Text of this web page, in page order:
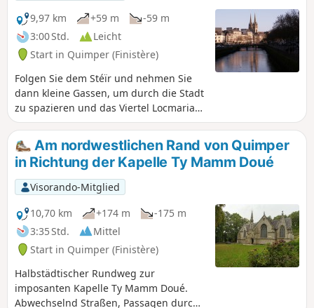
9,97 km
+59 m
-59 m
3:00 Std.
Leicht
Start in Quimper (Finistère)
Folgen Sie dem Stéïr und nehmen Sie
dann kleine Gassen, um durch die Stadt
zu spazieren und das Viertel Locmaria
mit seiner romanischen Kirche zu
erreichen. Folgen Sie dem Odet, dem
Hauptfluss, der durch Quimper fließt,
indem Sie dem alten Treidelpfad und
den Kais folgen.
Am nordwestlichen Rand von Quimper
in Richtung der Kapelle Ty Mamm Doué
Visorando-Mitglied
10,70 km
+174 m
-175 m
3:35 Std.
Mittel
Start in Quimper (Finistère)
Halbstädtischer Rundweg zur
imposanten Kapelle Ty Mamm Doué.
Abwechselnd Straßen, Passagen durch